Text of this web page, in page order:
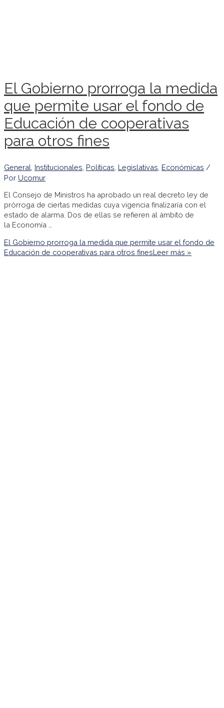
El Gobierno prorroga la medida
que permite usar el fondo de
Educación de cooperativas
para otros fines
General Institucionales Políticas Legislativas Económicas /
Por Ucomur
El Consejo de Ministros ha aprobado un real decreto ley de
prórroga de ciertas medidas cuya vigencia finalizaría con el
estado de alarma. Dos de ellas se refieren al ámbito de
la Economía …
El Gobierno prorroga la medida que permite usar el fondo de
Educación de cooperativas para otros finesLeer más »